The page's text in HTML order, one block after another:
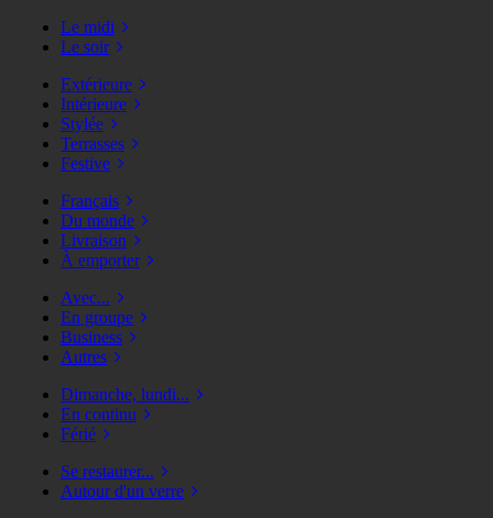
Le midi
Le soir
Extérieure
Intérieure
Stylée
Terrasses
Festive
Français
Du monde
Livraison
À emporter
Avec...
En groupe
Business
Autres
Dimanche, lundi...
En continu
Férié
Se restaurer...
Autour d'un verre